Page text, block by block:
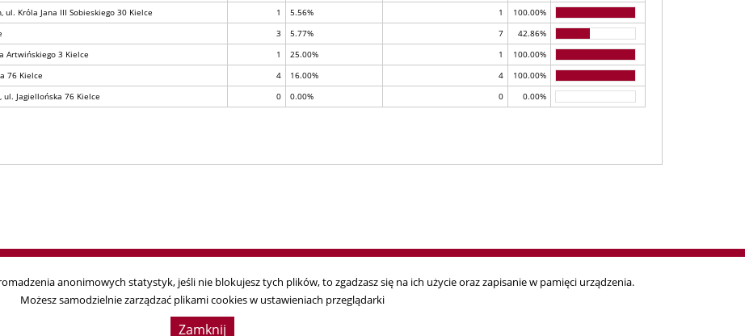
ul. Króla Jana III Sobieskiego 30 Kielce 1 5.56% 1
100.00%
3 5.77% 7
42.86%
Artwińskiego 3 Kielce 1 25.00% 1
100.00%
76 Kielce 4 16.00% 4
100.00%
ul. Jagiellońska 76 Kielce 0 0.00% 0 0.00%
Wyborcza, ul. Wiejska 10, 00-902 Warszawa, tel. 22 695 25 44, fax. 22 629 39 59
anonimowych statystyk, jeśli nie blokujesz tych plików, to zgadzasz się na ich użycie oraz zapisanie w pamięci urządzenia.
Możesz samodzielnie zarządzać plikami cookies w ustawieniach przeglądarki
Zamknij